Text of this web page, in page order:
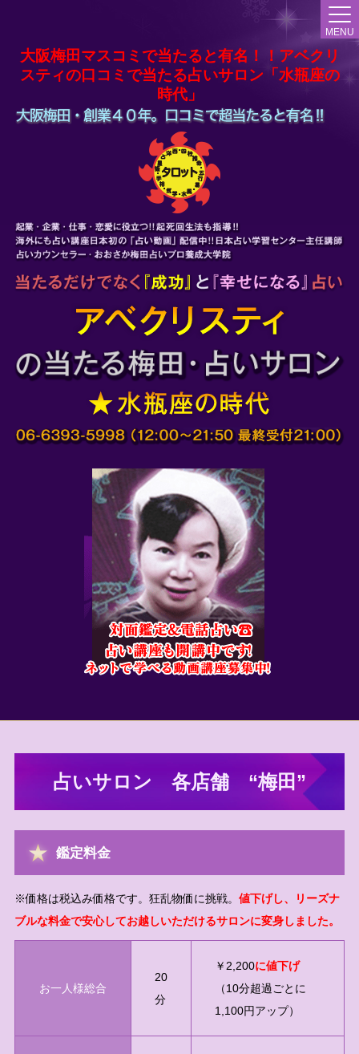
大阪梅田マスコミで当たると有名！！アベクリ
スティの口コミで当たる占いサロン「水瓶座の
時代」
MENU
占いサロン 各店舗 “梅田”
鑑定料金
※価格は税込み価格です。狂乱物価に挑戦。 値下げし、リーズナ
ブルな料金で安心してお越しいただけるサロンに変身しました。
お一人様総合
20
分
￥2,200に値下げ
（10分超過ごとに
1,100円アップ）